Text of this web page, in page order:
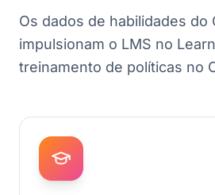
Os dados de habilidades do
impulsionam o LMS no
treinamento de políticas no